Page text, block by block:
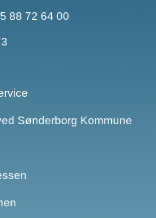
88 72 64 00
Sønderborg Kommune